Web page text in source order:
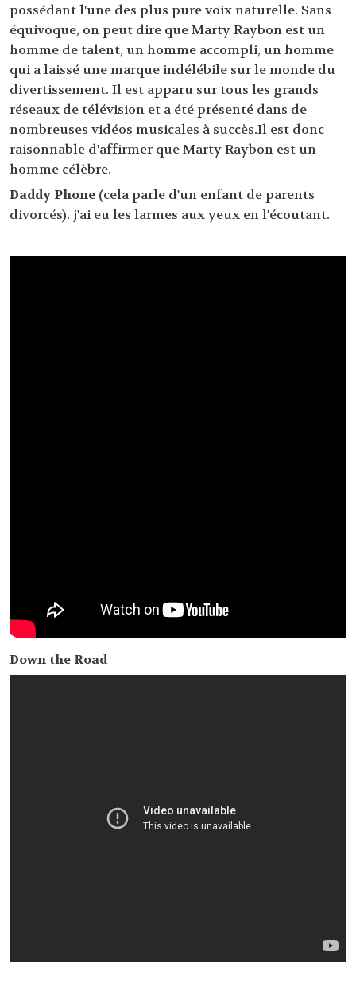
possédant l'une des plus pure voix naturelle. Sans
équivoque, on peut dire que Marty Raybon est un
homme de talent, un homme accompli, un homme
qui a laissé une marque indélébile sur le monde du
divertissement. Il est apparu sur tous les grands
réseaux de télévision et a été présenté dans de
nombreuses vidéos musicales à succès.Il est donc
raisonnable d'affirmer que Marty Raybon est un
homme célèbre.
Daddy Phone (cela parle d'un enfant de parents
divorcés). j'ai eu les larmes aux yeux en l'écoutant.
Down the Road